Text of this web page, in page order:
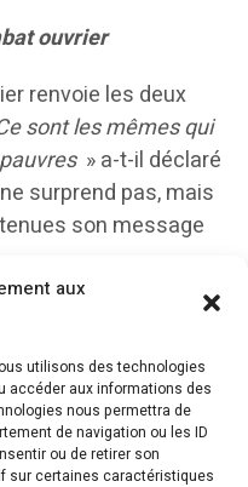
aux
utilisons des technologies
accéder aux informations des
nous permettra de
de navigation ou les ID
ou de retirer son
sur certaines caractéristiques
ouvrier
renvoie les deux
sont les mêmes qui
» a-t-il déclaré
surprend pas, mais
son message
parti dans le duel du
à »un sursaut
le 13 décembre